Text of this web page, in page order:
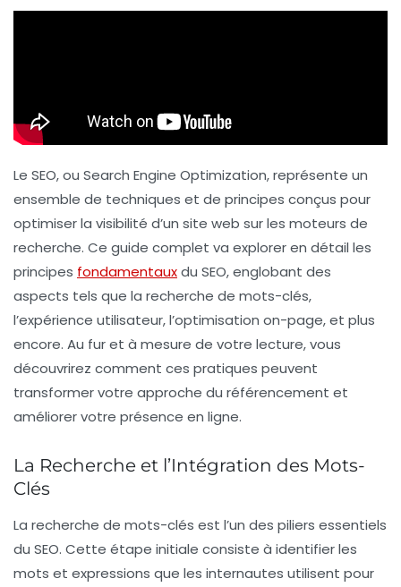
Le SEO, ou Search Engine Optimization, représente un
ensemble de techniques et de principes conçus pour
optimiser la visibilité d’un site web sur les moteurs de
recherche. Ce guide complet va explorer en détail les
principes fondamentauxdu SEO, englobant des
aspects tels que la recherche de mots-clés,
l’expérience utilisateur, l’optimisation on-page, et plus
encore. Au fur et à mesure de votre lecture, vous
découvrirez comment ces pratiques peuvent
transformer votre approche du référencement et
améliorer votre présence en ligne.
La Recherche et l’Intégration des Mots-
Clés
La recherche de mots-clés est l’un des piliers essentiels
du SEO. Cette étape initiale consiste à identifier les
mots et expressions que les internautes utilisent pour